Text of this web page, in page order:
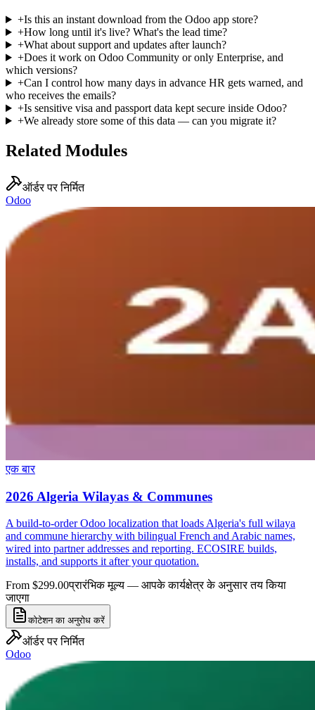
+Is this an instant download from the Odoo app store?
+How long until it's live? What's the lead time?
+What about support and updates after launch?
+Does it work on Odoo Community or only Enterprise, and
which versions?
+Can I control how many days in advance HR gets warned, and
who receives the emails?
+Is sensitive visa and passport data kept secure inside Odoo?
+We already store some of this data — can you migrate it?
Related Modules
ऑर्डर पर निर्मित
Odoo
एक बार
2026 Algeria Wilayas & Communes
A build-to-order Odoo localization that loads Algeria's full wilaya
and commune hierarchy with bilingual French and Arabic names,
wired into partner addresses and reporting. ECOSIRE builds,
installs, and supports it after your quotation.
From $299.00प्रारंभिक मूल्य — आपके कार्यक्षेत्र के अनुसार तय किया
जाएगा
कोटेशन का अनुरोध करें
ऑर्डर पर निर्मित
Odoo